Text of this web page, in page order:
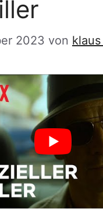
2023 von